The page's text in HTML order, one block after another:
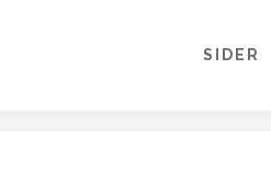
SIDER